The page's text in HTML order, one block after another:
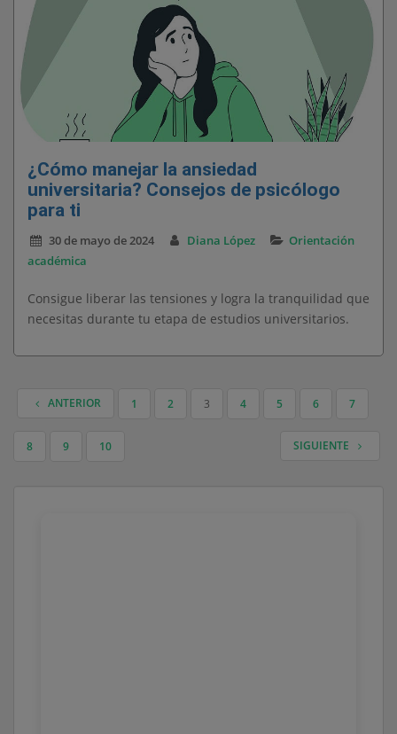
¿Cómo manejar la ansiedad
universitaria? Consejos de psicólogo
para ti
30 de mayo de 2024 Diana López
Orientación
académica
Consigue liberar las tensiones y logra la tranquilidad que
necesitas durante tu etapa de estudios universitarios.
NAVEGACIÓN DE ENTRADAS
ANTERIOR 1 2 3 4 5 6 7
8 9 10 SIGUIENTE